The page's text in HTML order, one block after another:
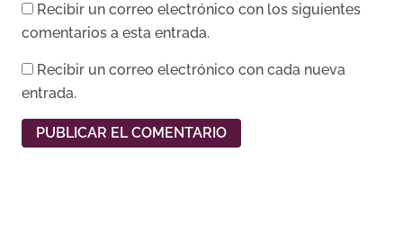
Recibir un correo electrónico con los siguientes
comentarios a esta entrada.
Recibir un correo electrónico con cada nueva
entrada.